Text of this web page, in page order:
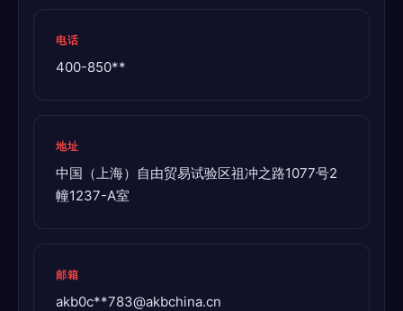
电话
400-850**
地址
中国（上海）自由贸易试验区祖冲之路1077号2
幢1237-A室
邮箱
akb0c**783@akbchina.cn